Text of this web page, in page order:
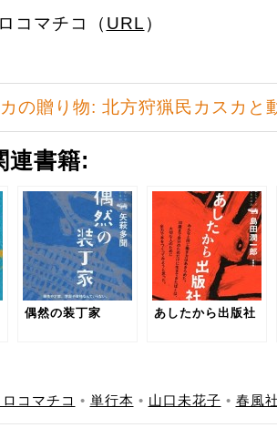
コマチコ（ URL ）
の贈り物: 北方狩猟民カスカと
連書籍:
偶然の装丁家 あしたから出版社
ロコマチコ • 単行本 • 山口未花子 • 春風